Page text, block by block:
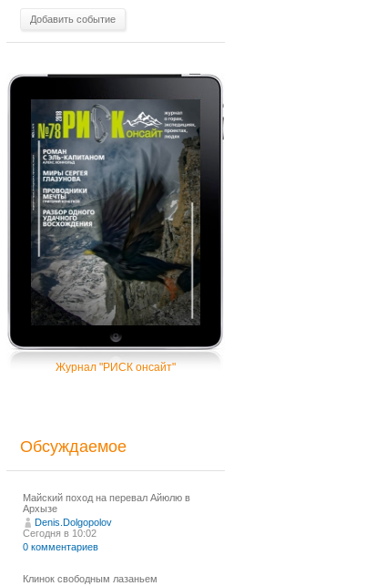
Добавить событие
Журнал "РИСК онсайт"
Обсуждаемое
Майский поход на перевал Айюлю в
Архызе
Denis.Dolgopolov
Сегодня в 10:02
0 комментариев
Клинок свободным лазаньем